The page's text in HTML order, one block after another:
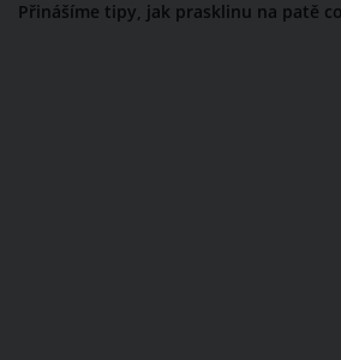
Přinášíme tipy, jak prasklinu na patě